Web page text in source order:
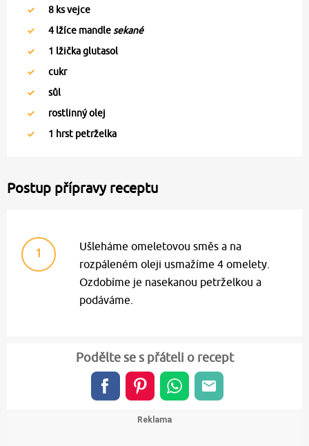
8 ks vejce
4 lžíce mandle sekané
1 lžička glutasol
cukr
sůl
rostlinný olej
1 hrst petrželka
Postup přípravy receptu
1
Ušleháme omeletovou směs a na
rozpáleném oleji usmažíme 4 omelety.
Ozdobíme je nasekanou petrželkou a
podáváme.
Podělte se s přáteli o recept